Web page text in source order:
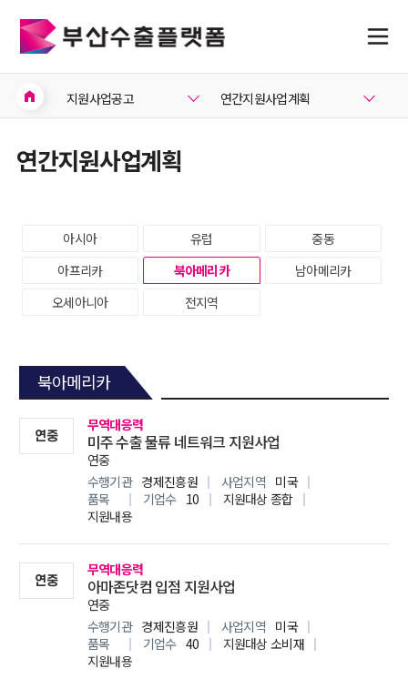
home 지원사업공고 연간지원사업계획
연간지원사업계획
아시아 유럽
중동
아프리카
북아메리카
남아메리카
오세아니아
전지역
북아메리카
연중
무역대응력
미주 수출 물류 네트워크 지원사업
연중
수행기관 경제진흥원 사업지역 미국
품목
기업수 10 지원대상 종합
지원내용
연중
무역대응력
아마존닷컴 입점 지원사업
연중
수행기관 경제진흥원 사업지역 미국
품목
기업수 40 지원대상 소비재
지원내용
지원사업공고 지원사업공고 연
동향정보 글로벌통상리포트
글로벌비즈니스
수출원스톱센터